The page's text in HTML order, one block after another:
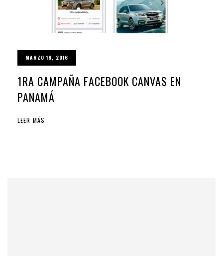
MARZO 16, 2016
1RA CAMPAÑA FACEBOOK CANVAS EN
PANAMÁ
LEER MÁS